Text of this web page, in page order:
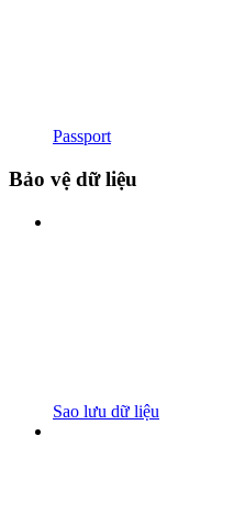
Passport
Bảo vệ dữ liệu
Sao lưu dữ liệu